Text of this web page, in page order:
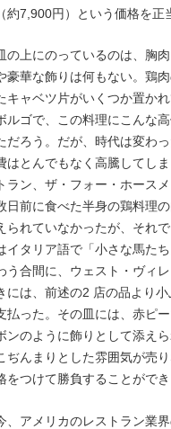
約7,900円）という価格を正
上にのっているのは、胸
豪華な飾りは何もない。鶏
キャベツ片がいくつか置か
ルゴで、この料理にこんな
だろう。だが、時代は変わ
はとんでもなく高騰してし
ラン、ザ・フォー・ホース
日前に食べた半身の鶏料理
られていなかったが、それ
イタリア語で「小さな馬た
う合間に、ウェスト・ヴィ
には、前述の2 店の品より
払った。その皿には、赤ピ
ンのように飾りとして添え
ぢんまりとした雰囲気が売
をつけて勝負することがで
アメリカのレストラン業